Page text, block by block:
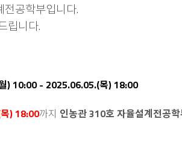
전공학부입니다.
립니다.
) 10:00 - 2025.06.05.(목) 18:00
) 18:00까지 인농관 310호 자율설계전공